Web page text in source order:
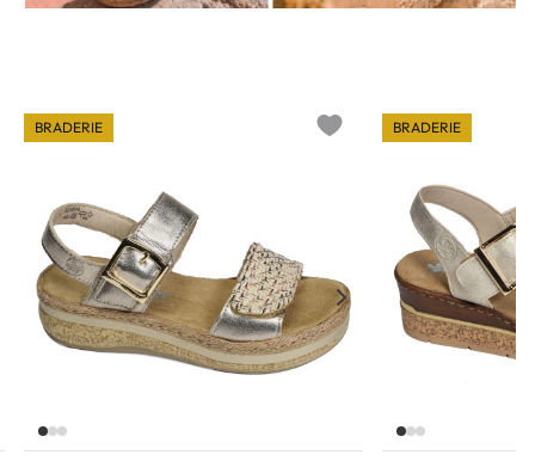
BRADERIE BRADERIE